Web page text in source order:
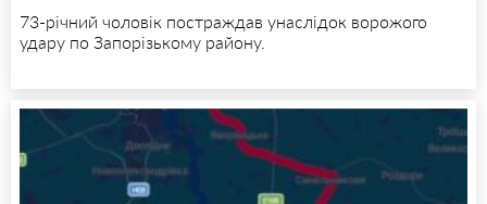
73-річний чоловік постраждав унаслідок ворожого
удару по Запорізькому району.